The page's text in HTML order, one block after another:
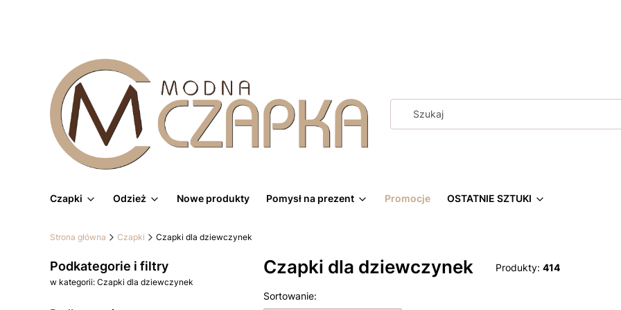
Czapki Odzież Nowe produkty Pomysł na prezent Promocje OSTATNIE SZTUKI
Strona główna Czapki Czapki dla dziewczynek
Podkategorie i filtry
w kategorii: Czapki dla dziewczynek
Czapki dla dziewczynek Produkty: 414
Lista produktów
Sortowanie: